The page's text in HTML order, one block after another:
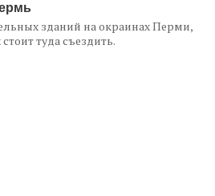
зданий на окраинах Перми,
туда съездить.